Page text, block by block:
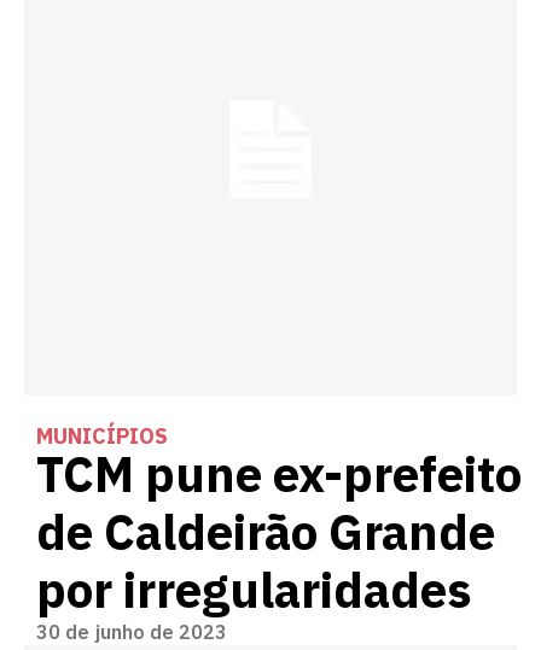
MUNICÍPIOS
TCM pune ex-prefeito
de Caldeirão Grande
por irregularidades
30 de junho de 2023